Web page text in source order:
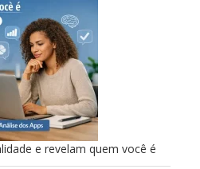
e revelam quem você é